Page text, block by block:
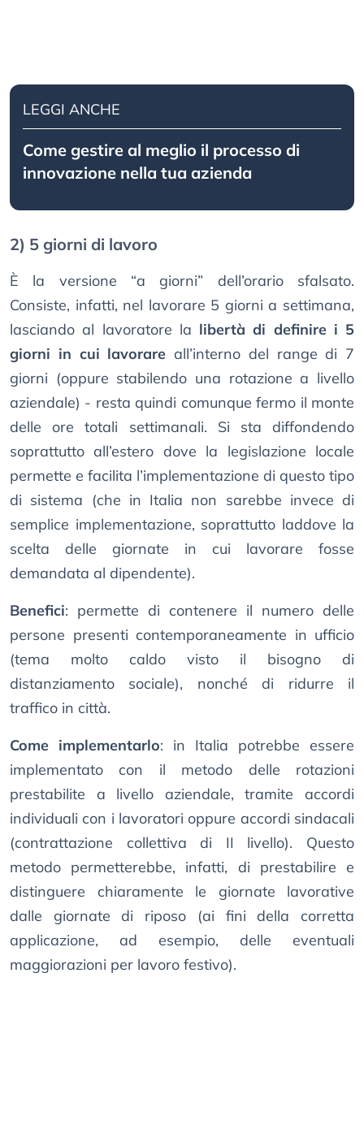
LEGGI ANCHE
Come gestire al meglio il processo di
innovazione nella tua azienda
2) 5 giorni di lavoro
È la versione “a giorni” dell’orario sfalsato.
Consiste, infatti, nel lavorare 5 giorni a settimana,
lasciando al lavoratore la libertà di definire i 5
giorni in cui lavorare all’interno del range di 7
giorni (oppure stabilendo una rotazione a livello
aziendale) - resta quindi comunque fermo il monte
delle ore totali settimanali. Si sta diffondendo
soprattutto all’estero dove la legislazione locale
permette e facilita l’implementazione di questo tipo
di sistema (che in Italia non sarebbe invece di
semplice implementazione, soprattutto laddove la
scelta delle giornate in cui lavorare fosse
demandata al dipendente).
Benefici: permette di contenere il numero delle
persone presenti contemporaneamente in ufficio
(tema molto caldo visto il bisogno di
distanziamento sociale), nonché di ridurre il
traffico in città.
Come implementarlo: in Italia potrebbe essere
implementato con il metodo delle rotazioni
prestabilite a livello aziendale, tramite accordi
individuali con i lavoratori oppure accordi sindacali
(contrattazione collettiva di II livello). Questo
metodo permetterebbe, infatti, di prestabilire e
distinguere chiaramente le giornate lavorative
dalle giornate di riposo (ai fini della corretta
applicazione, ad esempio, delle eventuali
maggiorazioni per lavoro festivo).